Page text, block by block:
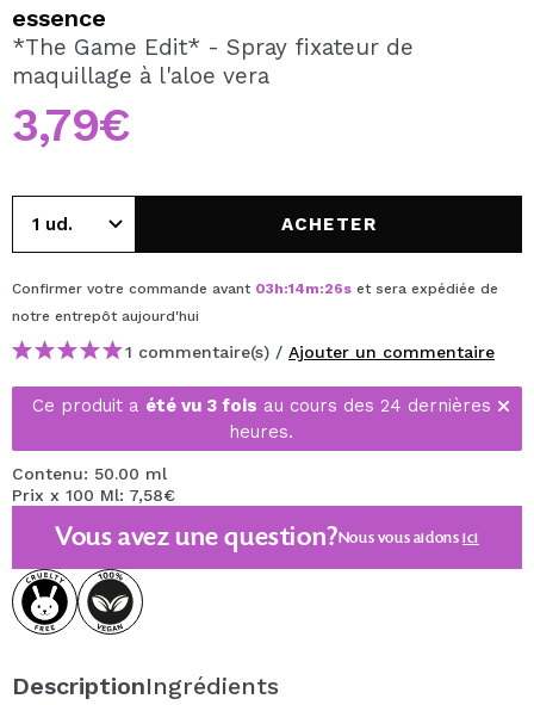
En créant un compte sur Maquibeauty.fr vous pourrez
effectuer vos achats rapidement, vérifier l'état de vos
essence
*The Game Edit* - Spray fixateur de
maquillage à l'aloe vera
3,79€
ACHETER
Confirmer votre commande avant 03h:14m:26s et sera expédiée de
notre entrepôt aujourd'hui
1 commentaire(s) / Ajouter un commentaire
Ce produit a été vu 3 fois au cours des 24 dernières
heures.
Contenu: 50.00 ml
Prix x 100 Ml: 7,58€
Vous avez une question?Nous vous aidonsici
DescriptionIngrédients